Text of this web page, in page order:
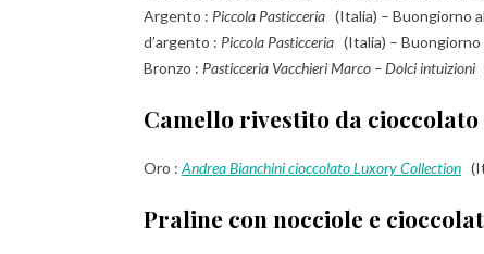
Argento : Piccola Pasticceria (Italia) – Buongiorno
d’argento : Piccola Pasticceria (Italia) – Buongiorno
Bronzo : Pasticceria Vacchieri Marco – Dolci intuizioni
Camello rivestito da
Oro : Andrea Bianchini cioccolato Luxory Collection
Praline con nocciole e